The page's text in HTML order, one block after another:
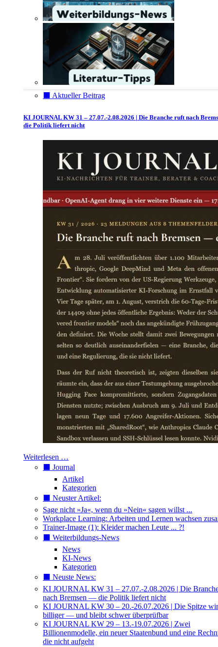
⬛️ Aktueller Beitrag
KI JOURNAL KW 31 – 27.07.-2.08.2026 | Die Branche ruft nach
die Politik liefert nicht
Weiterlesen …
⬛️ Journal
Artikel
Kategorien
⬛️ Neuster Artikel:
Sage nicht »Ja«, wenn du »Nein« sagen willst ...
Workplace Learning: Arbeiten und Lernen wachsen
Trainer-Image (1): Kleider machen Leute ... ?!
⬛️ Weiterbildungs-News
News
KI-News
Kategorien
⬛️ Neuste News:
KI JOURNAL KW 31 – 27.07.-2.08.2026 | Die
nach Bremsen — die Politik liefert nicht
KI JOURNAL KW 30 – 20.-26.07.2026 | Die Spitze
billiger — und bleibt schwer überprüfbar
KI JOURNAL KW 29 – 13.-19.07.2026 | Zwei
Billionenmodelle, ein neuer Staatenbund und eine
die nicht aufgeht